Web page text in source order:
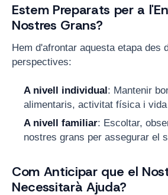
Estem Preparats per a
Nostres Grans?
Hem d'afrontar aquesta etapa des
perspectives:
A nivell individual : Mantenir
alimentaris, activitat física i
A nivell familiar: Escoltar,
nostres grans per assegurar el
Com Anticipar que el
Necessitarà Ajuda?